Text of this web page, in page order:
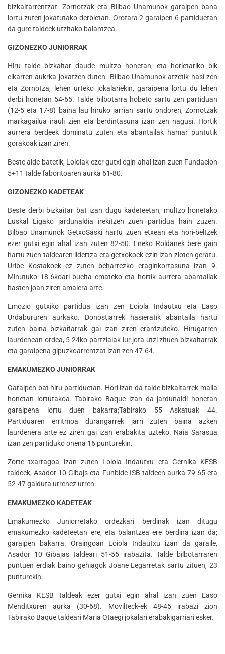
bizkaitarrentzat. Zornotzak eta Bilbao Unamunok garaipen bana
lortu zuten jokatutako derbietan. Orotara 2 garaipen 6 partiduetan
da gure taldeek utzitako balantzea.
GIZONEZKO JUNIORRAK
Hiru talde bizkaitar daude multzo honetan, eta horietariko bik
elkarren aukrka jokatzen duten. Bilbao Unamunok atzetik hasi zen
eta Zornotza, lehen urteko jokalariekin, garaipena lortu du lehen
derbi honetan 54-65. Talde bilbotarra hobeto sartu zen partiduan
(12-5 eta 17-8) baina lau hiruko jarrian sartu ondoren, Zornotzak
markagailua irauli zien eta berdintasuna izan zen nagusi. Hortik
aurrera berdeek dominatu zuten eta abantailak hamar puntutik
gorakoak izan ziren.
Beste alde batetik, Loiolak ezer gutxi egin ahal izan zuen Fundacion
5+11 talde faboritoaren aurka 61-80.
GIZONEZKO KADETEAK
Beste derbi bizkaitar bat izan dugu kadeteetan, multzo honetako
Euskal Ligako jardunaldia irekitzen zuen partidua hain zuzen.
Bilbao Unamunok GetxoSaski hartu zuen etxean eta hori-beltzek
ezer gutxi egin ahal izan zuten 82-50. Eneko Roldanek bere gain
hartu zuen taldearen lidertza eta getxokoek ezin izan zioten geratu.
Uribe Kostakoek ez zuten beharrezko eraginkortasuna izan 9.
Minutuko 18-6koari buelta emateko eta hortik aurrera abantailak
hasten joan ziren amaiera arte.
Emozio gutxiko partidua izan zen Loiola Indautxu eta Easo
Urdabururen aurkako. Donostiarrek hasieratik abantaila hartu
zuten baina bizkaitarrak gai izan ziren erantzuteko. Hirugarren
laurdenean ordea, 5-24ko partzialak lur jota utzi zituen bizkaitarrak
eta garaipena gipuzkoarrentzat izan zen 47-64.
EMAKUMEZKO JUNIORRAK
Garaipen bat hiru partiduetan. Hori izan da talde bizkaitarrek maila
honetan lortutakoa. Tabirako Baque izan da jardunaldi honetan
garaipena lortu duen bakarra;Tabirako 55 Askatuak 44.
Partiduaren erritmoa durangarrek jarri zuten baina azken
laurdenera arte ez ziren gai izan erabakita uzteko. Naia Sarasua
izan zen partiduko onena 16 punturekin.
Zorte txarragoa izan zuten Loiola Indautxu eta Gernika KESB
taldeek, Asador 10 Gibajs eta Funbide ISB taldeen aurka 79-65 eta
52-47 galduta urrenez urren.
EMAKUMEZKO KADETEAK
Emakumezko Juniorretako ordezkari berdinak izan ditugu
emakumezko kadeteetan ere, eta balantzea ere berdina izan da;
garaipen bakarra. Oraingoan Loiola Indautxu izan da garaile,
Asador 10 Gibajas taldeari 51-55 irabazita. Talde bilbotarraren
puntuen erdiak baino gehiagok Joane Legarretak sartu zituen, 23
punturekin.
Gernika KESB taldeak ezer gutxi egin ahal izan zuen Easo
Menditxuren aurka (30-68). Movilteck-ek 48-45 irabazi zion
Tabirako Baque taldeari Maria Otaegi jokalari erabakigarriari esker.